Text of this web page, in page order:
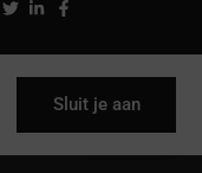
Sluit je aan